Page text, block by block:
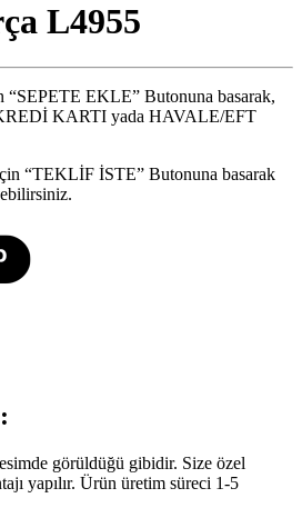
L4955
“SEPETE EKLE” Butonuna basarak,
KARTI yada HAVALE/EFT
“TEKLİF İSTE” Butonuna basarak
görüldüğü gibidir. Size özel
yapılır. Ürün üretim süreci 1-5